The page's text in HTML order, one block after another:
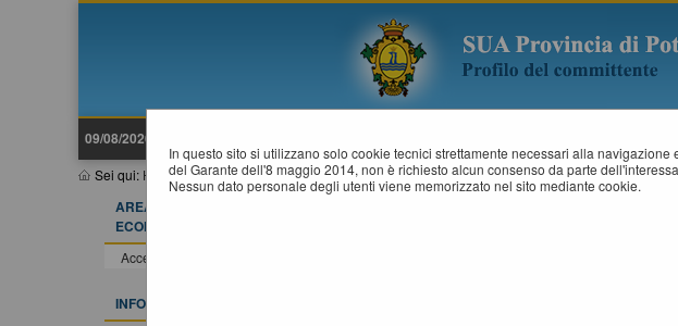
09/08/2026 11:35
Sei qui: Home»Informazioni»Istruzioni e manuali
In questo sito si utilizzano solo cookie tecnici strettamente necessari alla
del Garante dell'8 maggio 2014, non è richiesto alcun consenso da parte
Nessun dato personale degli utenti viene memorizzato nel sito mediante cookie.
AREA RISERVATA OPERATORE
ECONOMICO
Accedi - Registrati
INFORMAZIONI
Di seguito si riportano i manuali di